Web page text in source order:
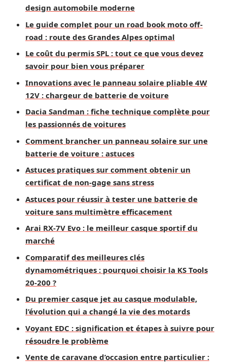
design automobile moderne
Le guide complet pour un road book moto off-
road : route des Grandes Alpes optimal
Le coût du permis SPL : tout ce que vous devez
savoir pour bien vous préparer
Innovations avec le panneau solaire pliable 4W
12V : chargeur de batterie de voiture
Dacia Sandman : fiche technique complète pour
les passionnés de voitures
Comment brancher un panneau solaire sur une
batterie de voiture : astuces
Astuces pratiques sur comment obtenir un
certificat de non-gage sans stress
Astuces pour réussir à tester une batterie de
voiture sans multimètre efficacement
Arai RX-7V Evo : le meilleur casque sportif du
marché
Comparatif des meilleures clés
dynamométriques : pourquoi choisir la KS Tools
20-200 ?
Du premier casque jet au casque modulable,
l’évolution qui a changé la vie des motards
Voyant EDC : signification et étapes à suivre pour
résoudre le problème
Vente de caravane d’occasion entre particulier :